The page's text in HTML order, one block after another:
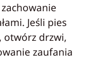
Jeśli pies
otwórz drzwi,
zaufania